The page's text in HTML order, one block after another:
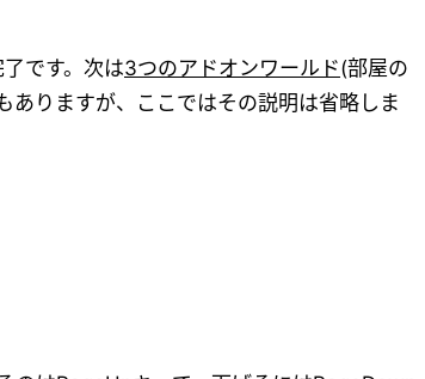
です。次は3つのアドオンワールド(部屋の
ありますが、ここではその説明は省略しま